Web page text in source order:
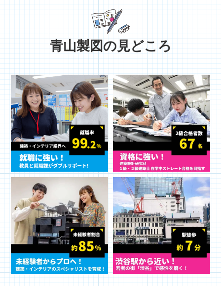
青山製図の見どころ